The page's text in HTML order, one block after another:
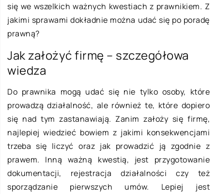
się we wszelkich ważnych kwestiach z prawnikiem. Z
jakimi sprawami dokładnie można udać się po poradę
prawną?
Jak założyć firmę – szczegółowa
wiedza
Do prawnika mogą udać się nie tylko osoby, które
prowadzą działalność, ale również te, które dopiero
się nad tym zastanawiają. Zanim założy się firmę,
najlepiej wiedzieć bowiem z jakimi konsekwencjami
trzeba się liczyć oraz jak prowadzić ją zgodnie z
prawem. Inną ważną kwestią, jest przygotowanie
dokumentacji, rejestracja działalności czy też
sporządzanie pierwszych umów. Lepiej jest